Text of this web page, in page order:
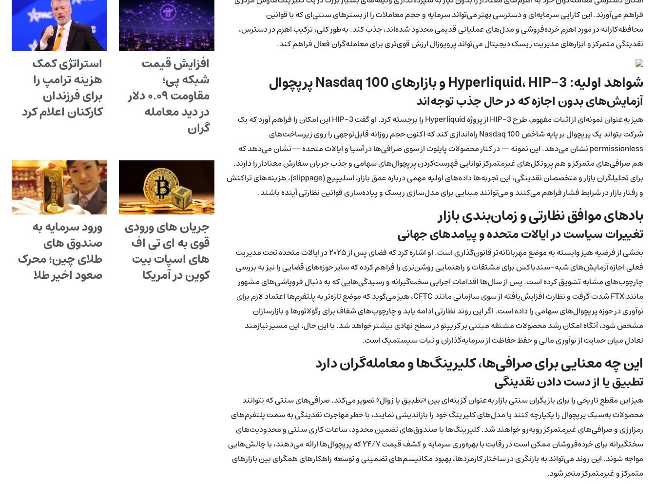
فراهم می‌آورند. این کارایی سرمایه‌ای و دسترسی بهتر می‌تواند سرمایه و حجم معاملات را از بسترهای سنتی‌ای که با قوانین
محافظه‌کارانه در مورد اهرم خرده‌فروشی و مدل‌های عملیاتی قدیمی محدود شده‌اند، جذب کند. به‌طور کلی، ترکیب اهرم در دسترس،
نقدینگی متمرکز و ابزارهای مدیریت ریسک دیجیتال می‌تواند پروپوزال ارزش قوی‌تری برای معامله‌گران فعال فراهم کند.
شواهد اولیه: Hyperliquid، HIP-3 و بازارهای Nasdaq 100 پرپچوال
آزمایش‌های بدون اجازه که در حال جذب توجه‌اند
هیز به‌عنوان نمونه‌ای از اثبات مفهوم، طرح HIP-3 از پروژه Hyperliquid را برجسته کرد. او گفت HIP-3 این امکان را فراهم آورد که یک
شرکت بتواند یک پرپچوال بر پایه شاخص Nasdaq 100 راه‌اندازی کند که اکنون حجم روزانه قابل‌توجهی را روی زیرساخت‌های
permissionless نشان می‌دهد. این نمونه — در کنار محصولات پایلوت از سوی صرافی‌ها در آسیا و ایالات متحده — نشان می‌دهد که
هم صرافی‌های متمرکز و هم پروتکل‌های غیرمتمرکز توانایی فهرست‌کردن پرپچوال‌های سهامی و جذب جریان سفارش معنادار را دارند.
برای تحلیلگران بازار و متخصصان نقدینگی، این تجربه‌ها داده‌های اولیه مهمی درباره عمق بازار، اسلیپیج (slippage)، هزینه‌های تراکنش
و رفتار بازار در شرایط فشار فراهم می‌کنند و می‌توانند مبنایی برای مدل‌سازی ریسک و پیاده‌سازی قوانین نظارتی آینده باشند.
بادهای موافق نظارتی و زمان‌بندی بازار
تغییرات سیاست در ایالات متحده و پیامدهای جهانی
بخشی از فرضیه هیز وابسته به موضع مهربانانه‌تر قانون‌گذاری است. او اشاره کرد که فضای پس از ۲۰۲۵ در ایالات متحده تحت مدیریت
فعلی اجازه آزمایش‌های شبه-سندباکس برای مشتقات و راهنمایی روشن‌تری را فراهم کرده که سایر حوزه‌های قضایی را نیز به بررسی
چارچوب‌های مشابه تشویق کرده است. پس از سال‌ها اقدامات اجرایی سخت‌گیرانه و رسیدگی‌هایی که به دنبال فروپاشی‌های مشهور
مانند FTX شدت گرفت و نظارت افزایش‌یافته از سوی سازمانی مانند CFTC، هیز می‌گوید که موضع تازه‌تر به پلتفرم‌ها اعتماد لازم برای
نوآوری در حوزه پرپچوال‌های سهامی را داده است. اگر این روند نظارتی ادامه یابد و چارچوب‌های شفاف برای رگولاتورها و بازارسازان
مشخص شود، آنگاه امکان رشد محصولات مشتقه مبتنی بر کریپتو در سطح نهادی بیشتر خواهد شد. با این حال، این مسیر نیازمند
تعادل میان حمایت از نوآوری مالی و حفظ حفاظت از سرمایه‌گذاران و ثبات سیستمیک است.
این چه معنایی برای صرافی‌ها، کلیرینگ‌ها و معامله‌گران دارد
تطبیق یا از دست دادن نقدینگی
هیز این مقطع تاریخی را برای بازیگران سنتی بازار به‌عنوان گزینه‌ای بین «تطبیق یا زوال» تصویر می‌کند. صرافی‌های سنتی که نتوانند
محصولات به‌سبک پرپچوال را یکپارچه کنند یا مدل‌های کلیرینگ خود را بازاندیشی نمایند، با خطر مهاجرت نقدینگی به سمت پلتفرم‌های
رمزارزی و صرافی‌های غیرمتمرکز روبه‌رو خواهند شد. کلیرینگ‌ها با صندوق‌های تضمین محدود، ساعات کاری سنتی و محدودیت‌های
سختگیرانه برای خرده‌فروشان ممکن است در رقابت با بهره‌وری سرمایه و کشف قیمت ۲۴/۷ که پرپچوال‌ها ارائه می‌دهند، با چالش‌هایی
مواجه شوند. این روند می‌تواند به بازنگری در ساختار کارمزدها، بهبود مکانیسم‌های تضمینی و توسعه راهکارهای همگرای بین بازارهای
متمرکز و غیرمتمرکز منجر شود.
افزایش قیمت
شبکه پی؛
مقاومت ۰.۰۹ دلار
در دید معامله
گران
استراتژی کمک
هزینه ترامپ را
برای فرزندان
کارکنان اعلام کرد
جریان های ورودی
قوی به ای تی اف
های اسپات بیت
کوین در آمریکا
ورود سرمایه به
صندوق های
طلای چین؛ محرک
صعود اخیر طلا